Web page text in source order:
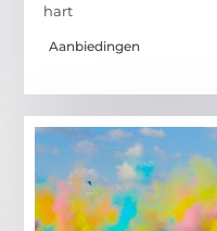
hart
Aanbiedingen